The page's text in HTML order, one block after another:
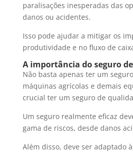
paralisações inesperadas das
danos ou acidentes.
Isso pode ajudar a mitigar os
produtividade e no fluxo de
A importância do seguro
Não basta apenas ter um
máquinas agrícolas e demais
crucial ter um seguro de
Um seguro realmente eficaz
gama de riscos, desde danos
Além disso, deve ser adaptado